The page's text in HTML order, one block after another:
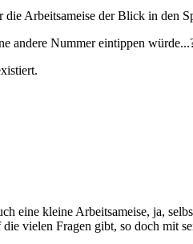
Arbeitsameise der Blick in den
andere Nummer eintippen
eine kleine Arbeitsameise, ja,
vielen Fragen gibt, so doch mit